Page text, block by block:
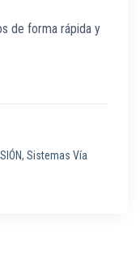
de forma rápida y
, Sistemas Vía